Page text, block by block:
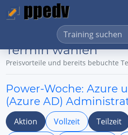
Termin wählen
Preisvorteile und bereits bebuchte
Power-Woche: Azure
(Azure AD)
Aktion Vollzeit Teilzeit